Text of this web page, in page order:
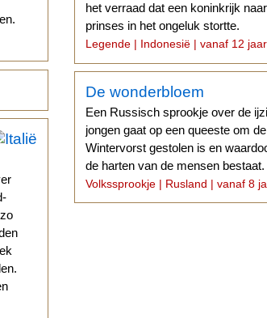
het verraad dat een koninkrijk
prinses in het ongeluk stortte.
Legende | Indonesië | vanaf 12
De wonderbloem
Een Russisch sprookje over de
jongen gaat op een queeste om
Wintervorst gestolen is en
de harten van de mensen
Volkssprookje | Rusland | vanaf 8